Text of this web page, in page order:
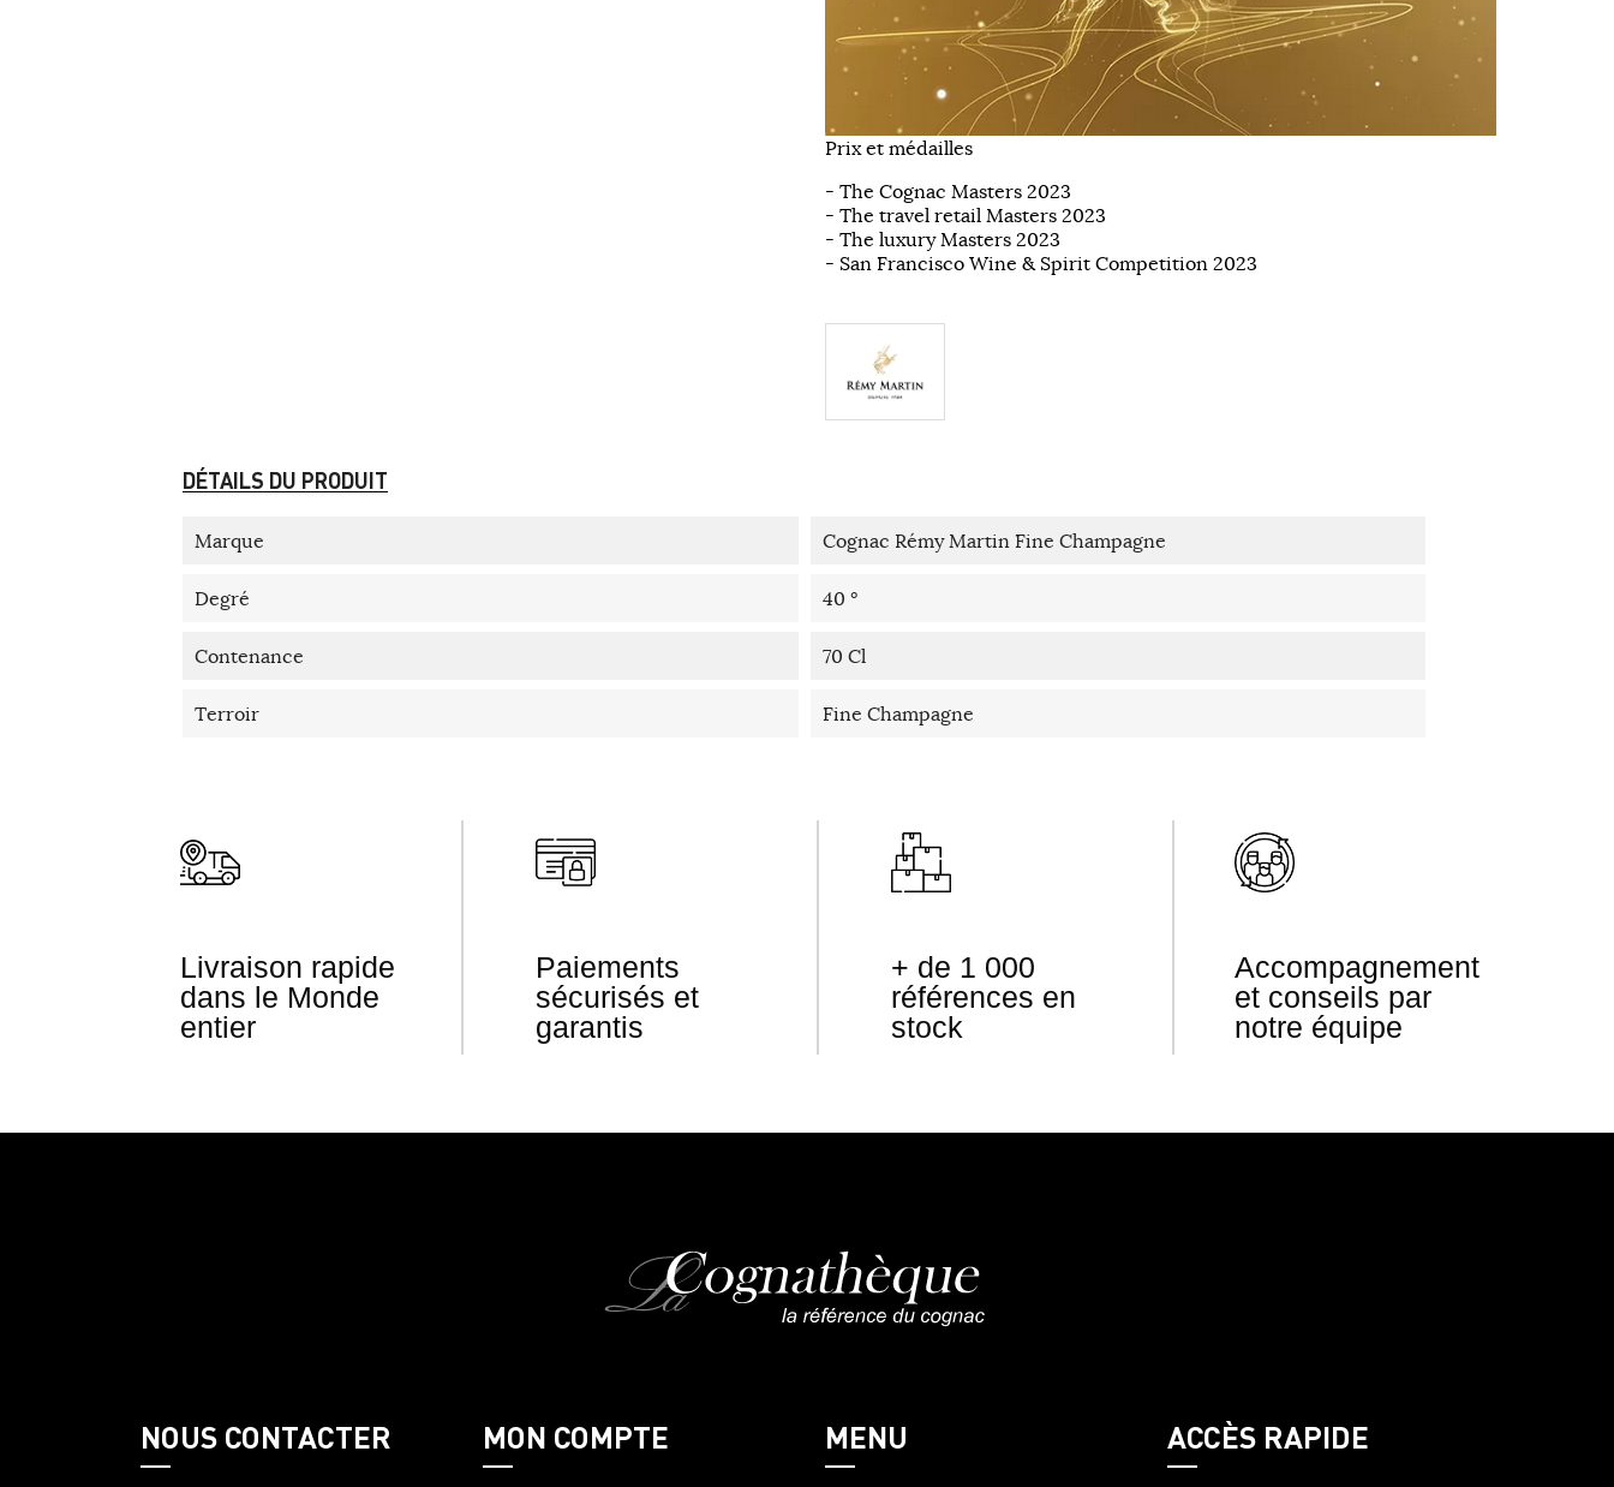
Prix et médailles
- The Cognac Masters 2023
- The travel retail Masters 2023
- The luxury Masters 2023
- San Francisco Wine & Spirit Competition 2023
DÉTAILS DU PRODUIT
Marque Cognac Rémy Martin Fine Champagne
Degré 40 °
Contenance 70 Cl
Terroir Fine Champagne
Livraison rapide
dans le Monde
entier
Paiements
sécurisés et
garantis
+ de 1 000
références en
stock
Accompagnement
et conseils par
notre équipe
NOUS CONTACTER MON COMPTE MENU ACCÈS RAPIDE